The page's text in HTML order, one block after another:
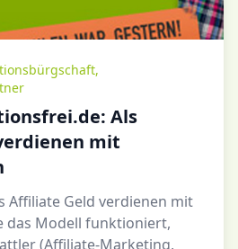
,
Als
mit
Affiliate Geld verdienen mit
das Modell funktioniert,
(Affiliate-Marketing,